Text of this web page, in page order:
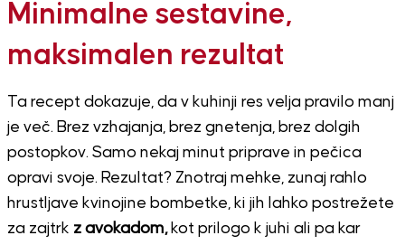
Minimalne sestavine,
maksimalen rezultat
Ta recept dokazuje, da v kuhinji res velja pravilo manj
je več. Brez vzhajanja, brez gnetenja, brez dolgih
postopkov. Samo nekaj minut priprave in pečica
opravi svoje. Rezultat? Znotraj mehke, zunaj rahlo
hrustljave kvinojine bombetke, ki jih lahko postrežete
za zajtrk z avokadom,kot prilogo k juhi ali pa kar